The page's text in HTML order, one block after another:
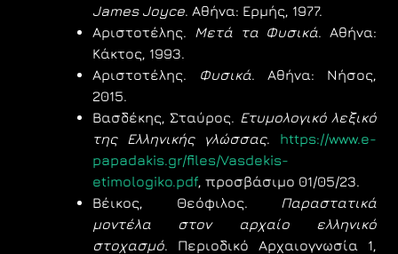
James Joyce. Αθήνα: Ερμής, 1977.
Αριστοτέλης.
Μετά τα Φυσικά. Αθήνα:
Κάκτος, 1993.
Αριστοτέλης.
Φυσικά. Αθήνα: Νήσος,
2015.
Βασδέκης, Σταύρος. Ετυμολογικό λεξικό
της Ελληνικής γλώσσας. https://www.e-
papadakis.gr/files/Vasdekis-
etimologiko.pdf, προσβάσιμο 01/05/23.
Βέικος, Θεόφιλος.
Παραστατικά
μοντέλα στον αρχαίο ελληνικό
στοχασμό. Περιοδικό Αρχαιογνωσία 1,